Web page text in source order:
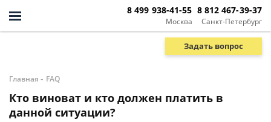
Москва
8 499 938-41-55
Санкт-Петербург
8 812 467-39-37
Задать вопрос
Главная - FAQ
Кто виноват и кто должен платить в
данной ситуации?